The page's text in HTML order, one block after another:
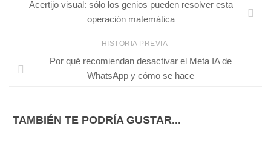
Acertijo visual: sólo los genios pueden resolver esta
operación matemática
HISTORIA PREVIA
Por qué recomiendan desactivar el Meta IA de
WhatsApp y cómo se hace
TAMBIÉN TE PODRÍA GUSTAR...